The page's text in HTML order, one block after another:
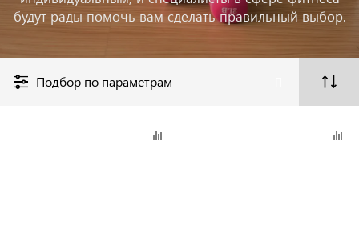
будут рады помочь вам сделать правильный выбор.
Подбор по параметрам